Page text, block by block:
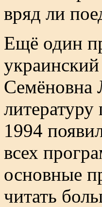
вряд ли
Ещё один
Семёновна
1994
всех
основные
читать